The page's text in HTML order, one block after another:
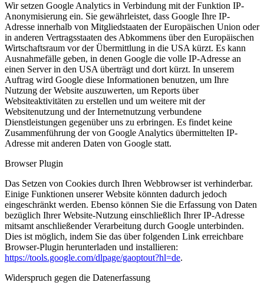
Wir setzen Google Analytics in Verbindung mit der Funktion IP-
Anonymisierung ein. Sie gewährleistet, dass Google Ihre IP-
Adresse innerhalb von Mitgliedstaaten der Europäischen Union oder
in anderen Vertragsstaaten des Abkommens über den Europäischen
Wirtschaftsraum vor der Übermittlung in die USA kürzt. Es kann
Ausnahmefälle geben, in denen Google die volle IP-Adresse an
einen Server in den USA überträgt und dort kürzt. In unserem
Auftrag wird Google diese Informationen benutzen, um Ihre
Nutzung der Website auszuwerten, um Reports über
Websiteaktivitäten zu erstellen und um weitere mit der
Websitenutzung und der Internetnutzung verbundene
Dienstleistungen gegenüber uns zu erbringen. Es findet keine
Zusammenführung der von Google Analytics übermittelten IP-
Adresse mit anderen Daten von Google statt.
Browser Plugin
Das Setzen von Cookies durch Ihren Webbrowser ist verhinderbar.
Einige Funktionen unserer Website könnten dadurch jedoch
eingeschränkt werden. Ebenso können Sie die Erfassung von Daten
bezüglich Ihrer Website-Nutzung einschließlich Ihrer IP-Adresse
mitsamt anschließender Verarbeitung durch Google unterbinden.
Dies ist möglich, indem Sie das über folgenden Link erreichbare
Browser-Plugin herunterladen und installieren:
https://tools.google.com/dlpage/gaoptout?hl=de.
Widerspruch gegen die Datenerfassung